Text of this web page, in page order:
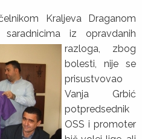
Kraljeva Draganom
saradnicima iz opravdanih
razloga, zbog
bolesti, nije se
prisustvovao
Vanja Grbić
potpredsednik
OSS i promoter